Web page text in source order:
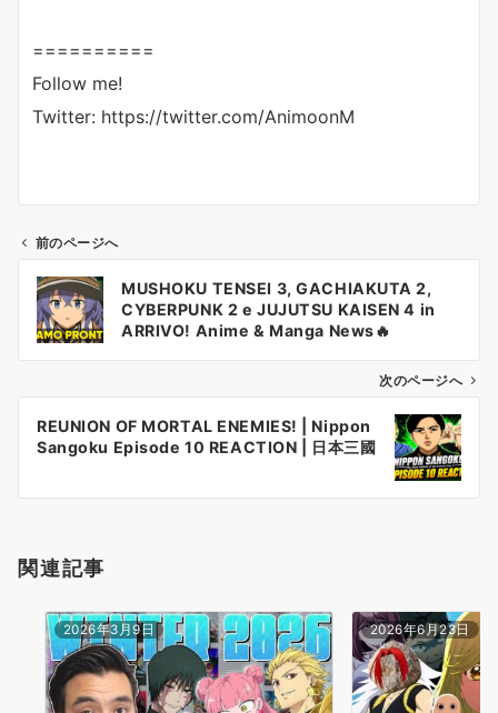
==========
Follow me!
Twitter: https://twitter.com/AnimoonM
ビ
ン
前のページへ
MUSHOKU TENSEI 3, GACHIAKUTA 2,
CYBERPUNK 2 e JUJUTSU KAISEN 4 in
ARRIVO! Anime & Manga News🔥
次のページへ
REUNION OF MORTAL ENEMIES! | Nippon
Sangoku Episode 10 REACTION | 日本三國
関連記事
2026年3月9日 2026年6月23日